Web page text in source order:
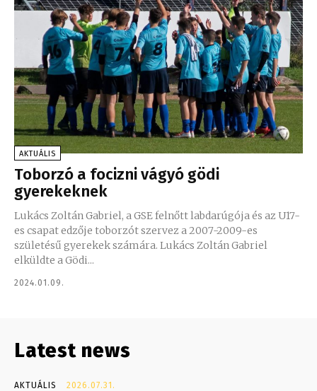
AKTUÁLIS
Toborzó a focizni vágyó gödi
gyerekeknek
Lukács Zoltán Gabriel, a GSE felnőtt labdarúgója és az U17-
es csapat edzője toborzót szervez a 2007-2009-es
születésű gyerekek számára. Lukács Zoltán Gabriel
elküldte a Gödi...
2024.01.09.
Latest news
AKTUÁLIS 2026.07.31.